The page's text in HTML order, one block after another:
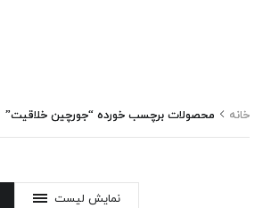
خانه محصولات برچسب خورده “جورچین خلاقیت”
نمایش لیست